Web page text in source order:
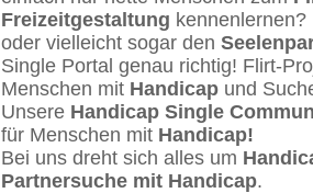
Freizeitgestaltung
oder vielleicht sogar den
Single Portal genau richtig! Flirt-
Menschen mit Handicapund
Unsere Handicap Single
für Menschen mit Handicap!
Bei uns dreht sich alles um
Partnersuche mit Handicap.